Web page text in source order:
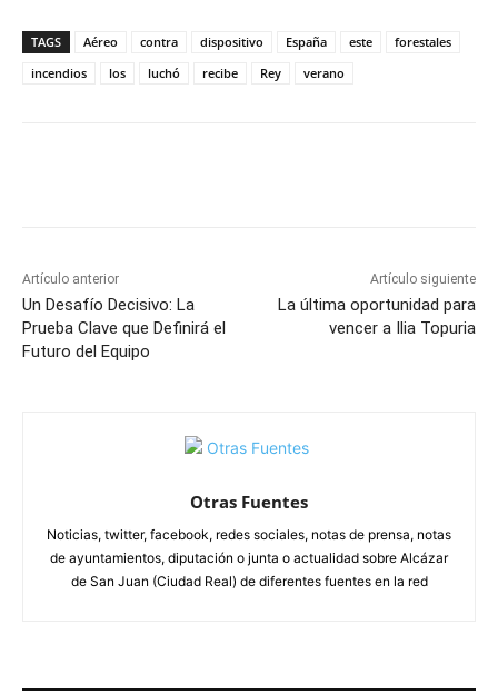
TAGS Aéreo contra dispositivo España este
forestales
incendios
los luchó recibe Rey verano
Artículo anterior
Un Desafío Decisivo: La
Prueba Clave que Definirá el
Futuro del Equipo
Artículo siguiente
La última oportunidad para
vencer a Ilia Topuria
Otras Fuentes
Noticias, twitter, facebook, redes sociales, notas de prensa, notas
de ayuntamientos, diputación o junta o actualidad sobre Alcázar
de San Juan (Ciudad Real) de diferentes fuentes en la red